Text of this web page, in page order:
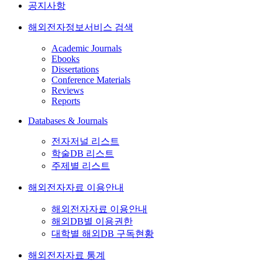
공지사항
해외전자정보서비스 검색
Academic Journals
Ebooks
Dissertations
Conference Materials
Reviews
Reports
Databases & Journals
전자저널 리스트
학술DB 리스트
주제별 리스트
해외전자자료 이용안내
해외전자자료 이용안내
해외DB별 이용권한
대학별 해외DB 구독현황
해외전자자료 통계